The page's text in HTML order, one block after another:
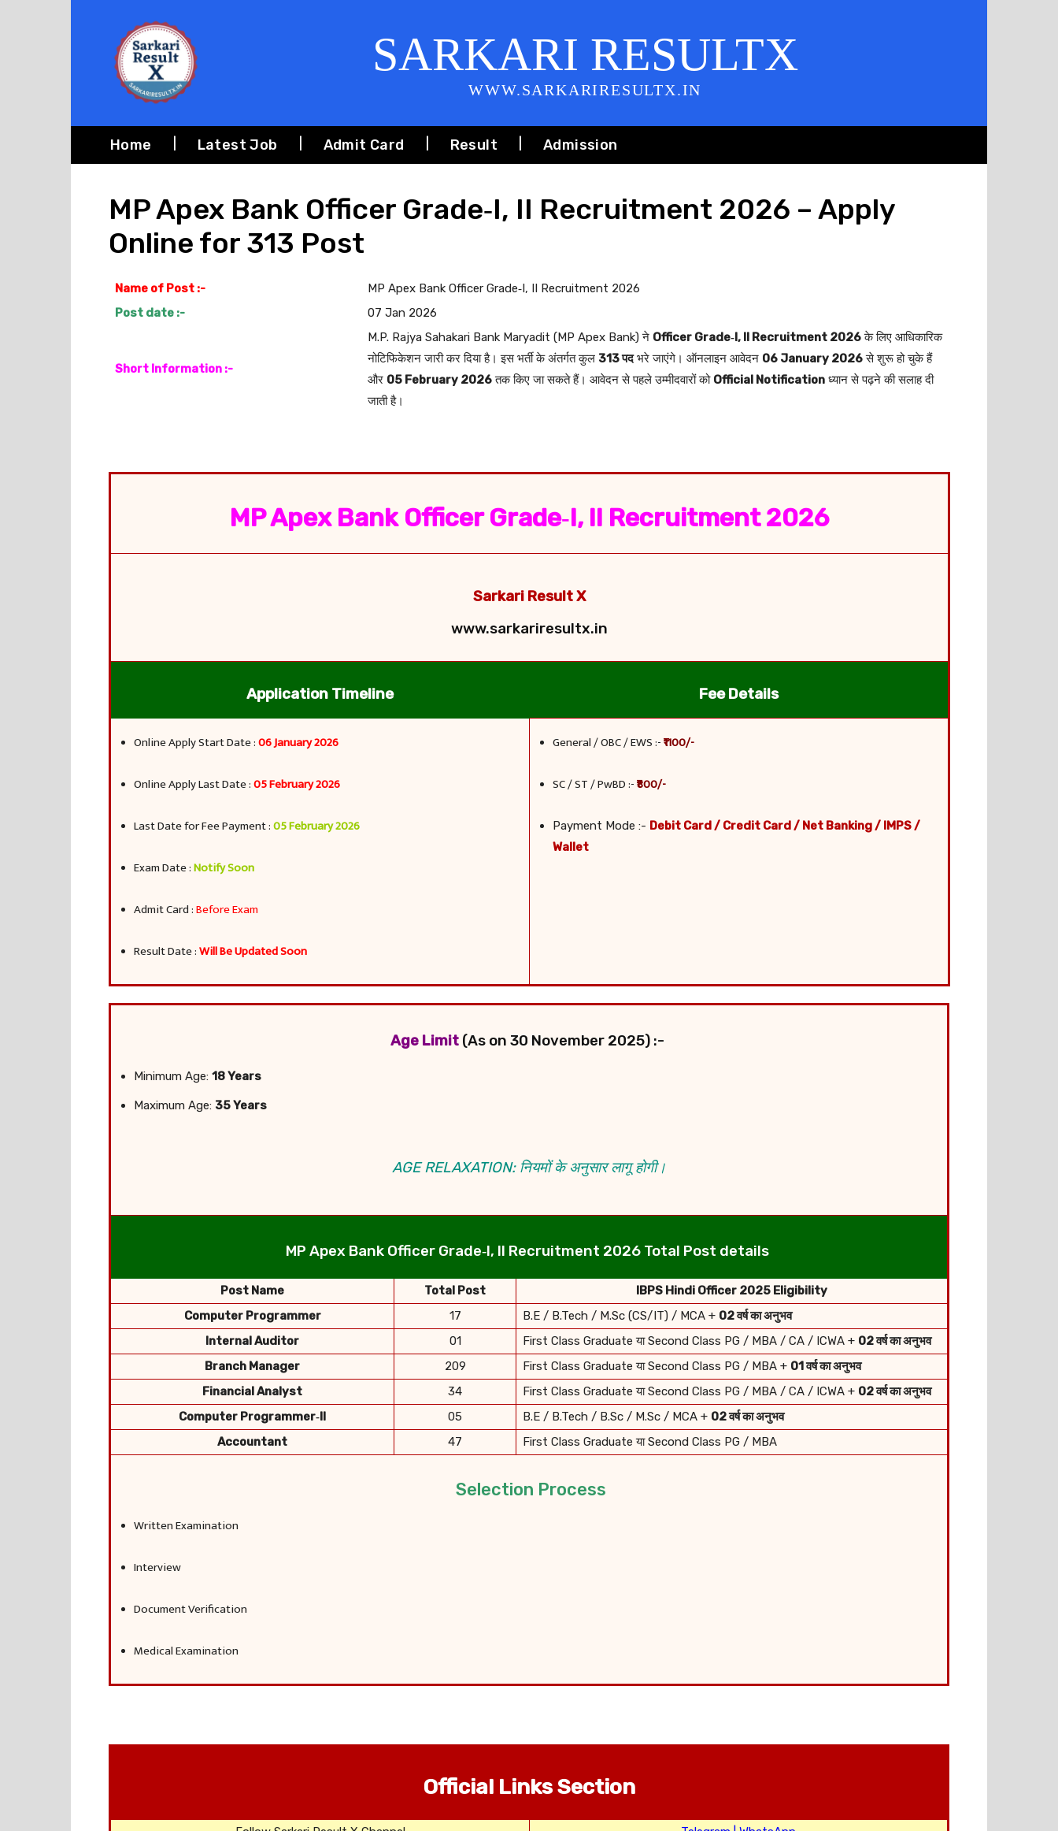
SARKARI RESULTX
WWW.SARKARIRESULTX.IN
Home Latest Job Admit Card Result Admission
MP Apex Bank Officer Grade‑I, II Recruitment 2026 – Apply
Online for 313 Post
Name of Post :-
MP Apex Bank Officer Grade‑I, II Recruitment 2026
Post date :-
07 Jan 2026
Short Information :-
M.P. Rajya Sahakari Bank Maryadit (MP Apex Bank)ने Officer Grade‑I, II Recruitment 2026के लिए आधिकारिक
नोटिफिकेशन जारी कर दिया है। इस भर्ती के अंतर्गत कुल 313 पदभरे जाएंगे। ऑनलाइन आवेदन 06 January 2026से शुरू हो चुके हैं
और 05 February 2026तक किए जा सकते हैं। आवेदन से पहले उम्मीदवारों को Official Notification ध्यान से पढ़ने की सलाह दी
जाती है।
MP Apex Bank Officer Grade‑I, II Recruitment 2026
Sarkari Result X
www.sarkariresultx.in
Application Timeline Fee Details
Online Apply Start Date :06 January 2026
Online Apply Last Date :05 February 2026
Last Date for Fee Payment :05 February 2026
Exam Date :Notify Soon
Admit Card :Before Exam
Result Date :Will Be Updated Soon
General / OBC / EWS :-₹1100/-
SC / ST / PwBD :-₹800/-
Payment Mode :- Debit Card / Credit Card / Net Banking / IMPS /
Wallet
Age Limit (As on 30 November 2025) :-
Minimum Age: 18 Years
Maximum Age: 35 Years
AGE RELAXATION: नियमों के अनुसार लागू होगी।
MP Apex Bank Officer Grade‑I, II Recruitment 2026 Total Post details
Post Name Total Post
IBPS Hindi Officer 2025 Eligibility
Computer Programmer
17 B.E / B.Tech / M.Sc (CS/IT) / MCA + 02 वर्ष का अनुभव
Internal Auditor
01 First Class Graduate या Second Class PG / MBA / CA / ICWA + 02 वर्ष का अनुभव
Branch Manager
209 First Class Graduate या Second Class PG / MBA + 01 वर्ष का अनुभव
Financial Analyst
34 First Class Graduate या Second Class PG / MBA / CA / ICWA + 02 वर्ष का अनुभव
Computer Programmer‑II
05 B.E / B.Tech / B.Sc / M.Sc / MCA + 02 वर्ष का अनुभव
Accountant
47 First Class Graduate या Second Class PG / MBA
Selection Process
Written Examination
Interview
Document Verification
Medical Examination
Official Links Section